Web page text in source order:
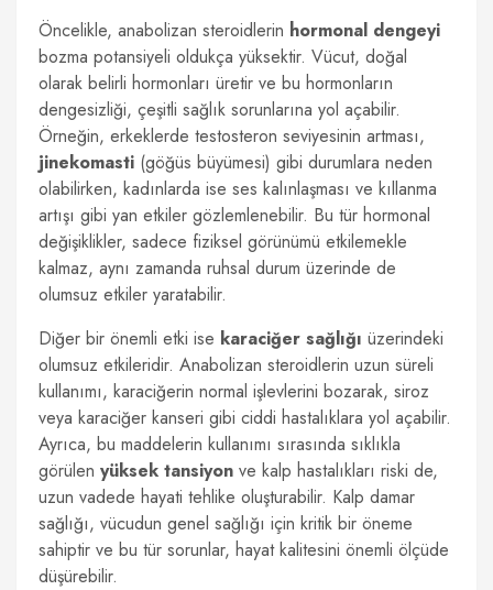
Öncelikle, anabolizan steroidlerin hormonal dengeyi
bozma potansiyeli oldukça yüksektir. Vücut, doğal
olarak belirli hormonları üretir ve bu hormonların
dengesizliği, çeşitli sağlık sorunlarına yol açabilir.
Örneğin, erkeklerde testosteron seviyesinin artması,
jinekomasti (göğüs büyümesi) gibi durumlara neden
olabilirken, kadınlarda ise ses kalınlaşması ve kıllanma
artışı gibi yan etkiler gözlemlenebilir. Bu tür hormonal
değişiklikler, sadece fiziksel görünümü etkilemekle
kalmaz, aynı zamanda ruhsal durum üzerinde de
olumsuz etkiler yaratabilir.
Diğer bir önemli etki ise karaciğer sağlığı üzerindeki
olumsuz etkileridir. Anabolizan steroidlerin uzun süreli
kullanımı, karaciğerin normal işlevlerini bozarak, siroz
veya karaciğer kanseri gibi ciddi hastalıklara yol açabilir.
Ayrıca, bu maddelerin kullanımı sırasında sıklıkla
görülen yüksek tansiyon ve kalp hastalıkları riski de,
uzun vadede hayati tehlike oluşturabilir. Kalp damar
sağlığı, vücudun genel sağlığı için kritik bir öneme
sahiptir ve bu tür sorunlar, hayat kalitesini önemli ölçüde
düşürebilir.